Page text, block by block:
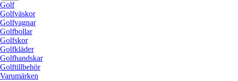
Golf
Golfväskor
Golfvagnar
Golfbollar
Golfskor
Golfkläder
Golfhandskar
Golftillbehör
Varumärken